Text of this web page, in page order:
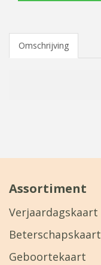
Omschrijving
Assortiment
Verjaardagskaart
Beterschapskaart
Geboortekaart